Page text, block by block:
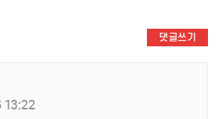
댓글쓰기